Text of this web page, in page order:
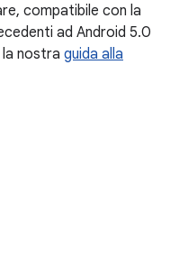
compatibile con la
ad Android 5.0
la nostra guida alla